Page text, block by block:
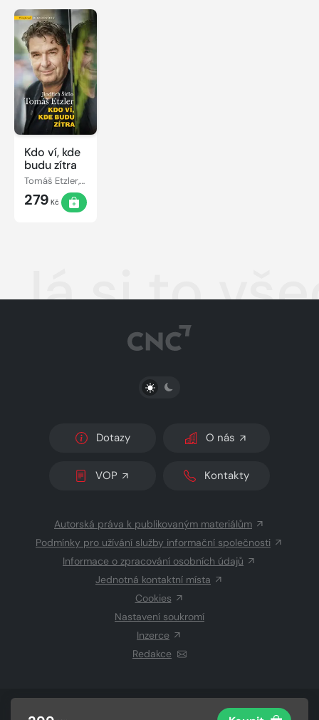
Kdo ví, kde
budu zítra
Tomáš Etzler, Jindřich Šídlo
279 Kč
Já si to
PŘEPNOUT SVĚTLÝ/TMAVÝ REŽIM
Dotazy O nás
VOP Kontakty
Autorská práva k publikovaným materiálům
Podmínky pro užívání služby informační společnosti
Informace o zpracování osobních údajů
Jednotná kontaktní místa
Cookies
Nastavení soukromí
Inzerce
Redakce
CZECH NEWS CENTER a.s.a dodavatelé